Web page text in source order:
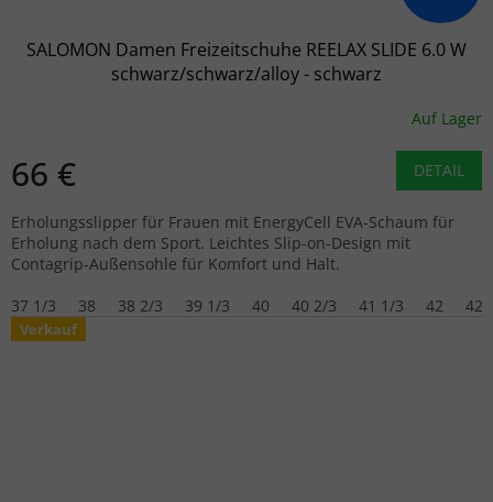
SALOMON Damen Freizeitschuhe REELAX SLIDE 6.0 W
schwarz/schwarz/alloy - schwarz
Auf Lager
66 € DETAIL
Erholungsslipper für Frauen mit EnergyCell EVA-Schaum für
Erholung nach dem Sport. Leichtes Slip-on-Design mit
Contagrip-Außensohle für Komfort und Halt.
37 1/3
38 38 2/3 39 1/3 40 40 2/3 41 1/3 42 42
Verkauf